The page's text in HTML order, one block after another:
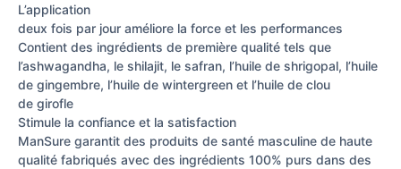
L’application
deux fois par jour améliore la force et les performances
Contient des ingrédients de première qualité tels que
l’ashwagandha, le shilajit, le safran, l’huile de shrigopal, l’huile
de gingembre, l’huile de wintergreen et l’huile de clou
de girofle
Stimule la confiance et la satisfaction
ManSure garantit des produits de santé masculine de haute
qualité fabriqués avec des ingrédients 100% purs dans des